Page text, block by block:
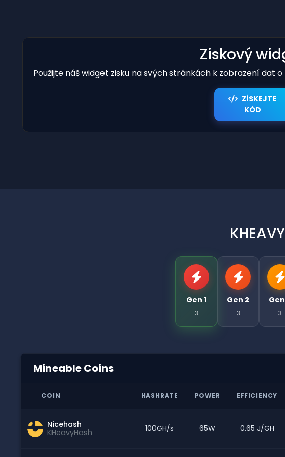
Ziskový
Použijte náš widget zisku na svých stránkách k zobrazení dat
ZÍSKEJTE
KÓD
Gen 1
3
Gen 2
3 3
Mineable Coins
COIN HASHRATE POWER EFFICIENCY
Nicehash
KHeavyHash
100GH/s 65W 0.65 J/GH